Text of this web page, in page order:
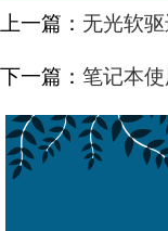
上一篇： 无光软
下一篇： 笔记本